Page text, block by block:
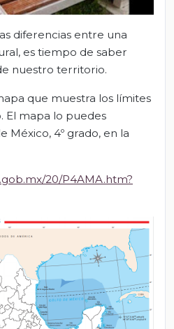
diferencias entre una
es tiempo de saber
nuestro territorio.
que muestra los límites
El mapa lo puedes
México, 4º grado, en la
20/P4AMA.htm?